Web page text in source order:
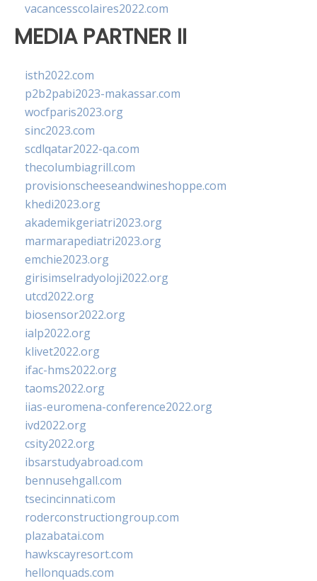
vacancesscolaires2022.com
MEDIA PARTNER II
isth2022.com
p2b2pabi2023-makassar.com
wocfparis2023.org
sinc2023.com
scdlqatar2022-qa.com
thecolumbiagrill.com
provisionscheeseandwineshoppe.com
khedi2023.org
akademikgeriatri2023.org
marmarapediatri2023.org
emchie2023.org
girisimselradyoloji2022.org
utcd2022.org
biosensor2022.org
ialp2022.org
klivet2022.org
ifac-hms2022.org
taoms2022.org
iias-euromena-conference2022.org
ivd2022.org
csity2022.org
ibsarstudyabroad.com
bennusehgall.com
tsecincinnati.com
roderconstructiongroup.com
plazabatai.com
hawkscayresort.com
hellonquads.com